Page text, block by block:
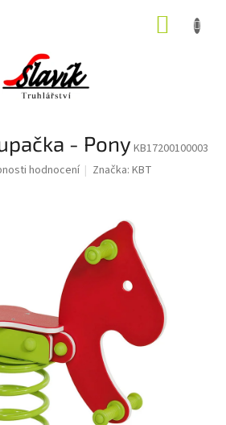
- Pony KB17200100003
hodnocení Značka:KBT